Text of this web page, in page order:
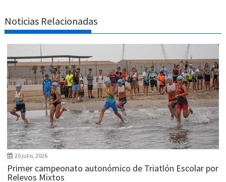
Noticias Relacionadas
20 julio, 2026
Primer campeonato autonómico de Triatlón Escolar por
Relevos Mixtos